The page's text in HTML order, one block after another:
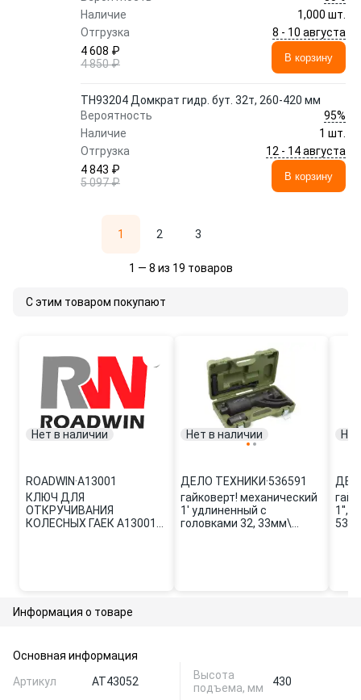
Наличие
1,000 шт.
Отгрузка
8 - 10 августа
4 608 ₽
4 850 ₽
В корзину
TH93204 Домкрат гидр. бут. 32т, 260-420 мм
Вероятность
95%
Наличие
1 шт.
Отгрузка
12 - 14 августа
4 843 ₽
5 097 ₽
В корзину
1 2 3
1 — 8 из 19 товаров
С этим товаром покупают
Нет в наличии
ROADWIN·A13001
КЛЮЧ ДЛЯ
ОТКРУЧИВАНИЯ
КОЛЕСНЫХ ГАЕК A13001
Нет в наличии
ДЕЛО ТЕХНИКИ·536591
гайковерт! механический
1' удлиненный с
головками 32, 33мм\
1'',
Информация о товаре
Основная информация
Артикул
AT43052
Высота
подъема, мм
430